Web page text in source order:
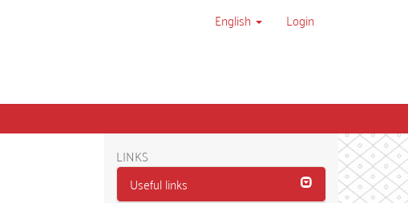
English Login
LINKS
Useful links